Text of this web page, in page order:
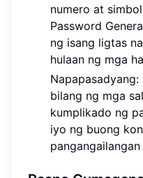
numero at
Password
ng isang ligtas
hulaan ng mga
bilang ng mga
kumplikado ng
iyo ng buong